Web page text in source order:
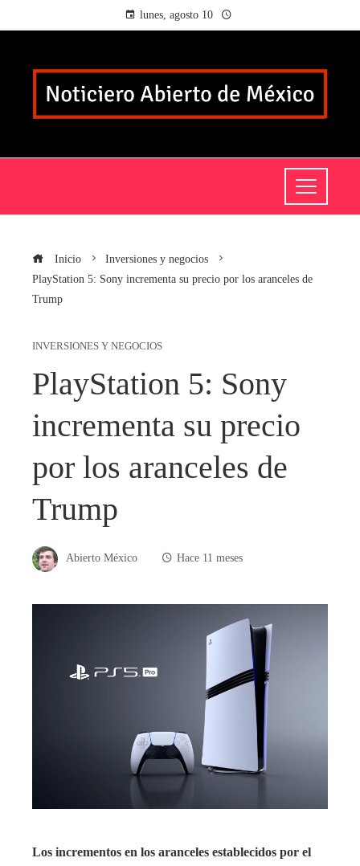
lunes, agosto 10
Inicio
Inversiones y negocios
PlayStation 5: Sony incrementa su precio por los aranceles de
Trump
INVERSIONES Y NEGOCIOS
PlayStation 5: Sony
incrementa su precio
por los aranceles de
Trump
Abierto México Hace 11 meses
Los incrementos en los aranceles establecidos por el